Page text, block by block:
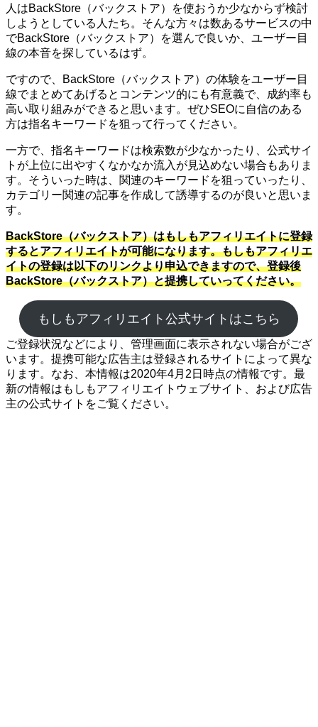
人はBackStore（バックストア）を使おうか少なからず検討
しようとしている人たち。そんな方々は数あるサービスの中
でBackStore（バックストア）を選んで良いか、ユーザー目
線の本音を探しているはず。
ですので、BackStore（バックストア）の体験をユーザー目
線でまとめてあげるとコンテンツ的にも有意義で、成約率も
高い取り組みができると思います。ぜひSEOに自信のある
方は指名キーワードを狙って行ってください。
一方で、指名キーワードは検索数が少なかったり、公式サイ
トが上位に出やすくなかなか流入が見込めない場合もありま
す。そういった時は、関連のキーワードを狙っていったり、
カテゴリー関連の記事を作成して誘導するのが良いと思いま
す。
BackStore（バックストア）はもしもアフィリエイトに登録
するとアフィリエイトが可能になります。もしもアフィリエ
イトの登録は以下のリンクより申込できますので、登録後
BackStore（バックストア）と提携していってください。
もしもアフィリエイト公式サイトはこちら
ご登録状況などにより、管理画面に表示されない場合がござ
います。提携可能な広告主は登録されるサイトによって異な
ります。なお、本情報は2020年4月2日時点の情報です。最
新の情報はもしもアフィリエイトウェブサイト、および広告
主の公式サイトをご覧ください。